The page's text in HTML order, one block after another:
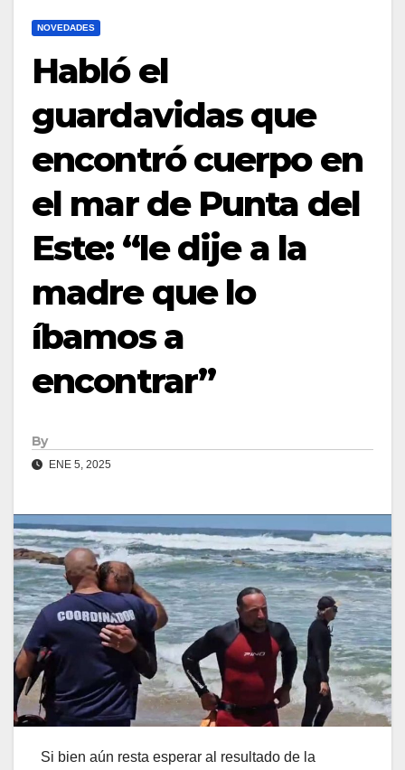
NOVEDADES
Habló el
guardavidas que
encontró cuerpo en
el mar de Punta del
Este: “le dije a la
madre que lo
íbamos a
encontrar”
By
ENE 5, 2025
Si bien aún resta esperar al resultado de la